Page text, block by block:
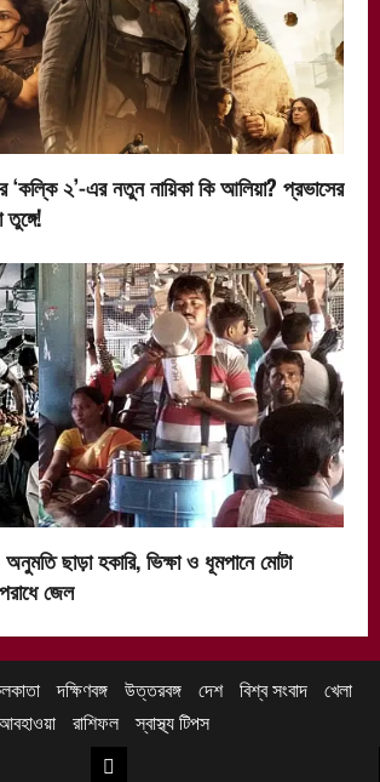
‘কল্কি ২’-এর নতুন নায়িকা কি আলিয়া? প্রভাসের
ছাড়া হকারি, ভিক্ষা ও ধূমপানে মোটা
জেল
দক্ষিণবঙ্গ উত্তরবঙ্গ দেশ বিশ্ব সংবাদ খেলা
রাশিফল স্বাস্থ্য টিপস
উত্তরবঙ্গ